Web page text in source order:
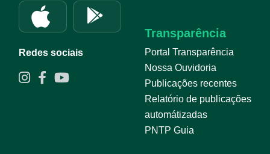
Redes sociais
Transparência
Portal Transparência
Nossa Ouvidoria
Publicações recentes
Relatório de publicações
automátizadas
PNTP Guia